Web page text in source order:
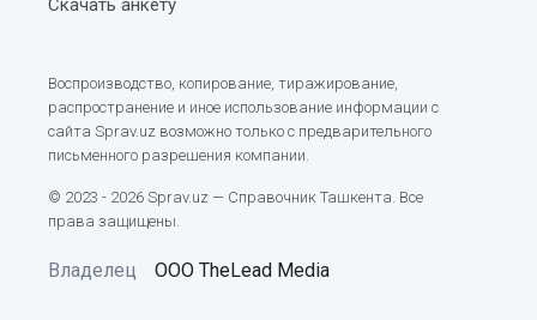
Воспроизводство, копирование, тиражирование,
распространение и иное использование информации с
сайта Sprav.uz возможно только с предварительного
письменного разрешения компании.
© 2023 - 2026 Sprav.uz — Справочник Ташкента. Все
права защищены.
Владелец ООО TheLead Media